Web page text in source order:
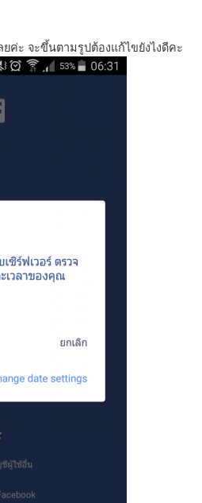
ยค่ะ จะขึ้นตามรูปต้องแก้ไขยังไงดีคะ